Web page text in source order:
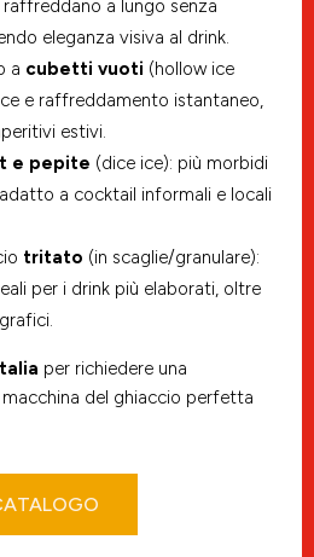
a lungo senza
eleganza visiva al drink.
a cubetti vuoti (hollow ice
e raffreddamento istantaneo,
estivi.
e pepite (dice ice): più morbidi
a cocktail informali e locali
tritato (in scaglie/granulare):
per i drink più elaborati, oltre
per richiedere una
del ghiaccio perfetta